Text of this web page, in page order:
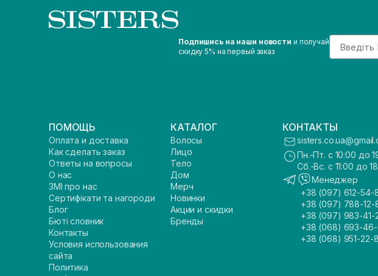
Подпишись на наши новости и получай
скидку 5% на первый заказ
Email
ПОМОЩЬ
Оплата и доставка
Как сделать заказ
Ответы на вопросы
О нас
ЗМІ про нас
Сертифікати та нагороди
Блог
Бюті словник
Контакты
Условия использования
сайта
Политика
КАТАЛОГ
Волосы
Лицо
Тело
Дом
Мерч
Новинки
Акции и скидки
Бренды
КОНТАКТЫ
Пн.-Пт. с 10:00 до
Сб.-Вс. с 11:00 до
Менеджер
+38 (097) 612-54-
+38 (097) 788-12-
+38 (097) 983-41-
+38 (068) 693-
+38 (068) 951-22-